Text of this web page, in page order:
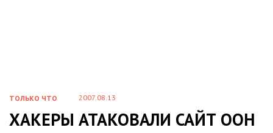
ТОЛЬКО ЧТО 2007.08.13
ХАКЕРЫ АТАКОВАЛИ САЙТ ООН